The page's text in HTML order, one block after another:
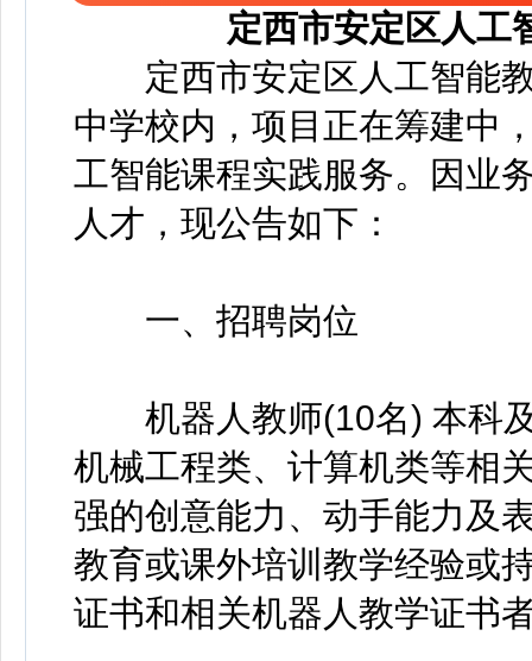
定西市安定区人工
定西市安定区人工智能教
中学校内，项目正在筹建中
工智能课程实践服务。因业
人才，现公告如下：
一、招聘岗位
机器人教师(10名) 本科及
机械工程类、计算机类等相
强的创意能力、动手能力及
教育或课外培训教学经验或
证书和相关机器人教学证书